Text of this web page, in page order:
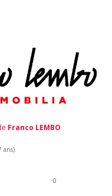
Franco LEMBO
ans)
0